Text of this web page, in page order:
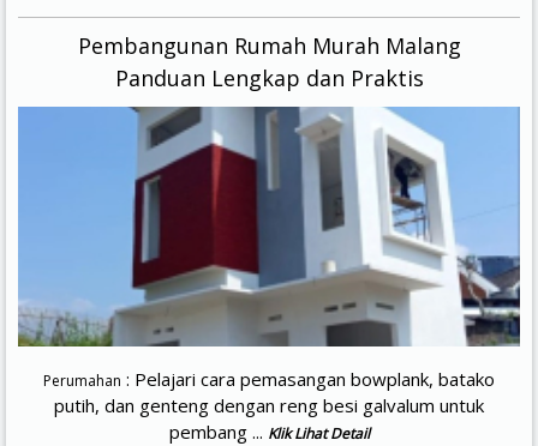
Pembangunan Rumah Murah Malang
Panduan Lengkap dan Praktis
Perumahan : Pelajari cara pemasangan bowplank, batako
putih, dan genteng dengan reng besi galvalum untuk
pembang ... Klik Lihat Detail